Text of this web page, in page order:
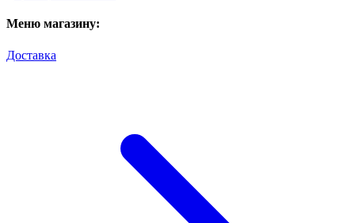
Меню магазину:
Доставка